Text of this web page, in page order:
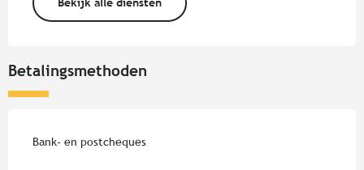
Betalingsmethoden
Bank- en postcheques